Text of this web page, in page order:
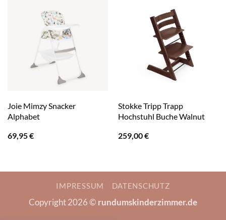
Joie Mimzy Snacker
Alphabet
69,95€
Stokke Tripp Trapp
Hochstuhl Buche Walnut
259,00€
IMPRESSUM DATENSCHUTZ
Copyright 2026 © rundumskinderzimmer.de